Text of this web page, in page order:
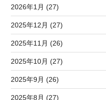
2026年1月 (27)
2025年12月 (27)
2025年11月 (26)
2025年10月 (27)
2025年9月 (26)
2025年8月 (27)